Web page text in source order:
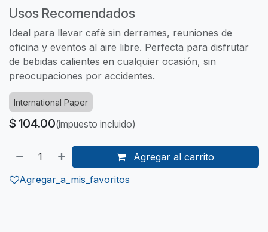
Usos Recomendados
Ideal para llevar café sin derrames, reuniones de
oficina y eventos al aire libre. Perfecta para disfrutar
de bebidas calientes en cualquier ocasión, sin
preocupaciones por accidentes.
International Paper
$ 104.00(impuesto incluido)
Agregar al carrito
Agregar_a_mis_favoritos